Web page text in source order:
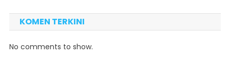
KOMEN TERKINI
No comments to show.